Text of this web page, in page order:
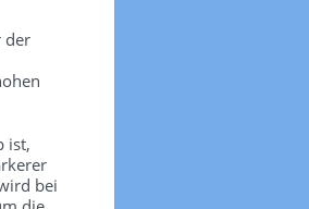
der
ist,
bei